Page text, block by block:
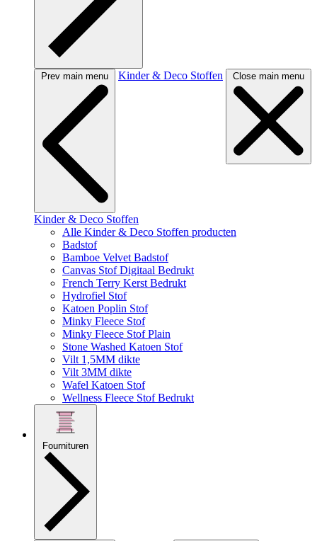
Prev main menu Kinder & Deco Stoffen Close main menu
Kinder & Deco Stoffen
Alle Kinder & Deco Stoffen producten
Badstof
Bamboe Velvet Badstof
Canvas Stof Digitaal Bedrukt
French Terry Kerst Bedrukt
Hydrofiel Stof
Katoen Poplin Stof
Minky Fleece Stof
Minky Fleece Stof Plain
Stone Washed Katoen Stof
Vilt 1,5MM dikte
Vilt 3MM dikte
Wafel Katoen Stof
Wellness Fleece Stof Bedrukt
Fournituren